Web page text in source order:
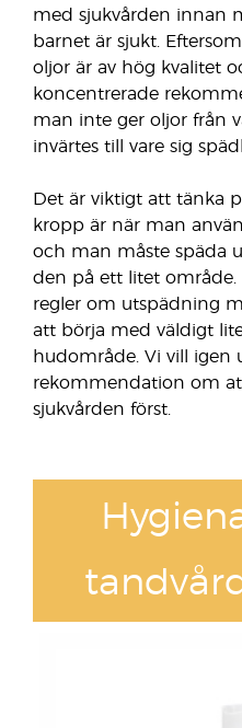
med sjukvården innan
barnet är sjukt.
oljor är av hög kvalitet
koncentrerade
man inte ger oljor från
invärtes till vare sig
Det är viktigt att tänka
kropp är när man
och man måste späda
den på ett litet område.
regler om utspädning
att börja med väldigt
hudområde. Vi vill igen
rekommendation om
sjukvården först.